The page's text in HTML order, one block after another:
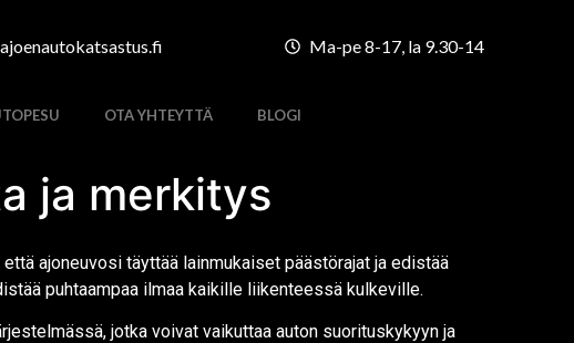
Ma-pe 8-17, la 9.30-14
OTA YHTEYTTÄ BLOGI
ja merkitys
ajoneuvosi täyttää lainmukaiset päästörajat ja edistää
puhtaampaa ilmaa kaikille liikenteessä kulkeville.
jotka voivat vaikuttaa auton suorituskykyyn ja